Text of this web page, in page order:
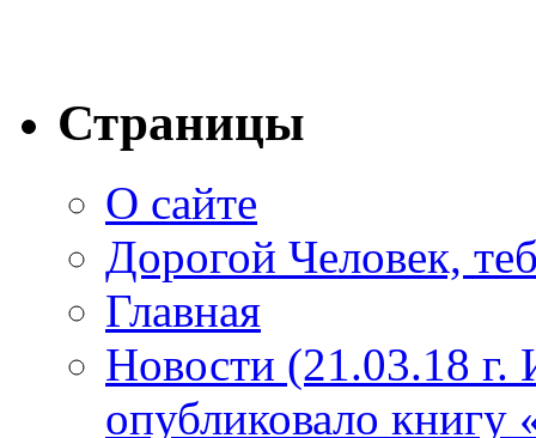
Страницы
О сайте
Дорогой Человек,
Главная
Новости (21.03.18 г.
опубликовало книгу